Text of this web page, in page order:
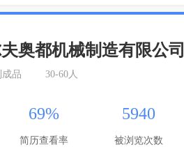
奥都机械制造有限公司
品 30-60人
69%
简历查看率
5940
被浏览次数